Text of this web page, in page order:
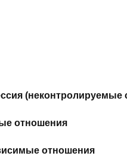
отношения
отношения